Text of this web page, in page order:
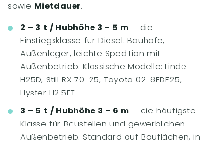
sowie Mietdauer.
2 – 3 t / Hubhöhe 3 – 5 m – die
Einstiegsklasse für Diesel. Bauhöfe,
Außenlager, leichte Spedition mit
Außenbetrieb. Klassische Modelle: Linde
H25D, Still RX 70-25, Toyota 02-8FDF25,
Hyster H2.5FT
3 – 5 t / Hubhöhe 3 – 6 m – die häufigste
Klasse für Baustellen und gewerblichen
Außenbetrieb. Standard auf Bauflächen, in